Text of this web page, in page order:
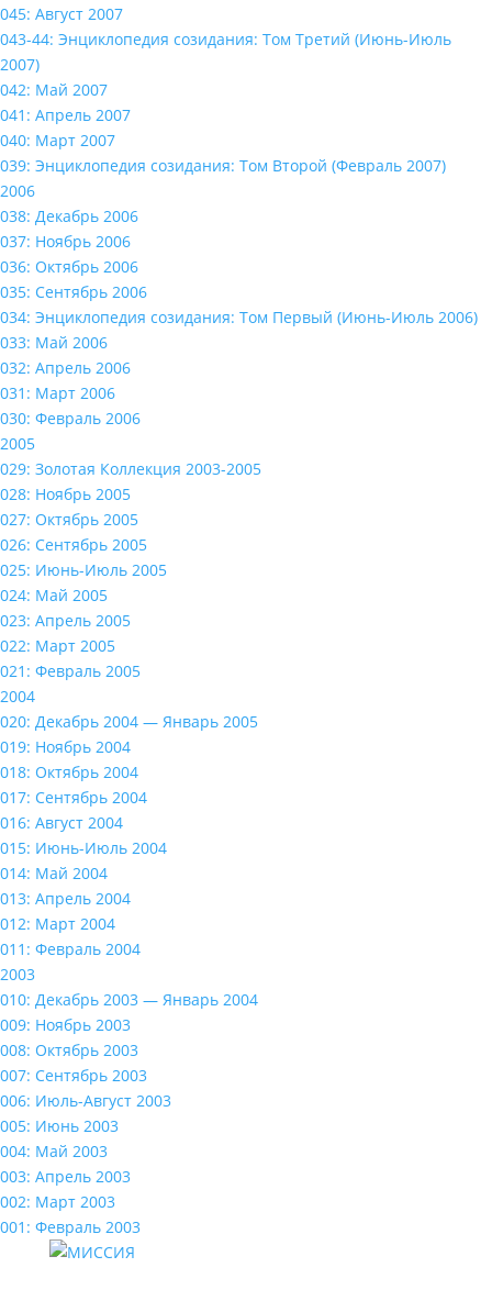
045: Август 2007
043-44: Энциклопедия созидания: Том Третий (Июнь-Июль
2007)
042: Май 2007
041: Апрель 2007
040: Март 2007
039: Энциклопедия созидания: Том Второй (Февраль 2007)
2006
038: Декабрь 2006
037: Ноябрь 2006
036: Октябрь 2006
035: Сентябрь 2006
034: Энциклопедия созидания: Том Первый (Июнь-Июль 2006)
033: Май 2006
032: Апрель 2006
031: Март 2006
030: Февраль 2006
2005
029: Золотая Коллекция 2003-2005
028: Ноябрь 2005
027: Октябрь 2005
026: Сентябрь 2005
025: Июнь-Июль 2005
024: Май 2005
023: Апрель 2005
022: Март 2005
021: Февраль 2005
2004
020: Декабрь 2004 — Январь 2005
019: Ноябрь 2004
018: Октябрь 2004
017: Сентябрь 2004
016: Август 2004
015: Июнь-Июль 2004
014: Май 2004
013: Апрель 2004
012: Март 2004
011: Февраль 2004
2003
010: Декабрь 2003 — Январь 2004
009: Ноябрь 2003
008: Октябрь 2003
007: Сентябрь 2003
006: Июль-Август 2003
005: Июнь 2003
004: Май 2003
003: Апрель 2003
002: Март 2003
001: Февраль 2003